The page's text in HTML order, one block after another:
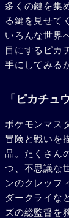
多くの鍵を集
る鍵を見せて
いろんな世界
目にするピカ
手にしてみる
「ピカチュ
ポケモンマス
冒険と戦いを
品。たくさん
つ、不思議な
ンのクレッフ
ダークライな
ズの総監督を